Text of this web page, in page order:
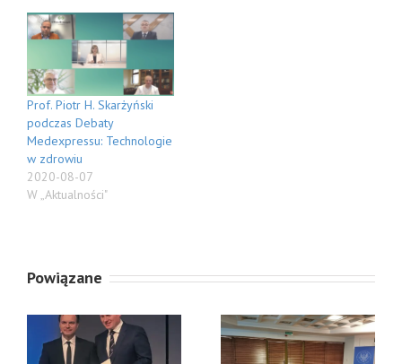
Prof. Piotr H. Skarżyński
podczas Debaty
Medexpressu: Technologie
w zdrowiu
2020-08-07
W „Aktualności"
Powiązane